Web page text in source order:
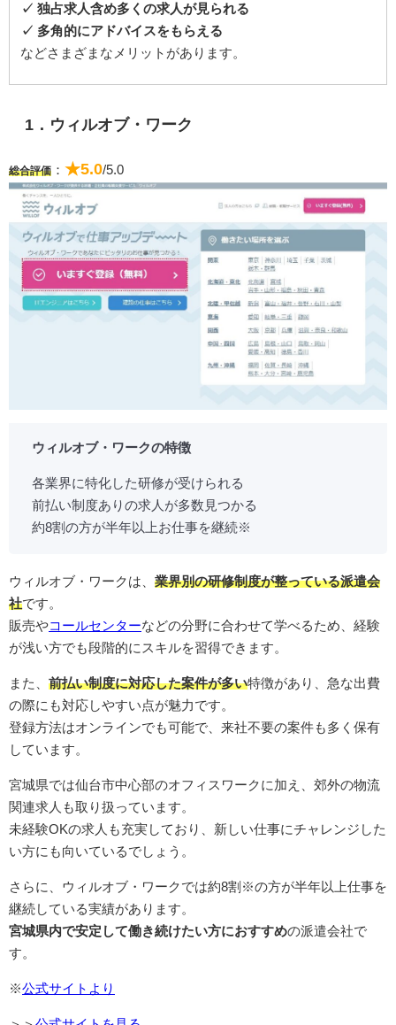
✓ 独占求人含め多くの求人が見られる
✓ 多角的にアドバイスをもらえる
などさまざまなメリットがあります。
1．ウィルオブ・ワーク
総合評価 ： ★5.0/5.0
ウィルオブ・ワークの特徴
各業界に特化した研修が受けられる
前払い制度ありの求人が多数見つかる
約8割の方が半年以上お仕事を継続※
ウィルオブ・ワークは、 業界別の研修制度が整っている派遣会
社です。
販売やコールセンターなどの分野に合わせて学べるため、経験
が浅い方でも段階的にスキルを習得できます。
また、 前払い制度に対応した案件が多い特徴があり、急な出費
の際にも対応しやすい点が魅力です。
登録方法はオンラインでも可能で、来社不要の案件も多く保有
しています。
宮城県では仙台市中心部のオフィスワークに加え、郊外の物流
関連求人も取り扱っています。
未経験OKの求人も充実しており、新しい仕事にチャレンジした
い方にも向いているでしょう。
さらに、ウィルオブ・ワークでは約8割※の方が半年以上仕事を
継続している実績があります。
宮城県内で安定して働き続けたい方におすすめの派遣会社で
す。
※公式サイトより